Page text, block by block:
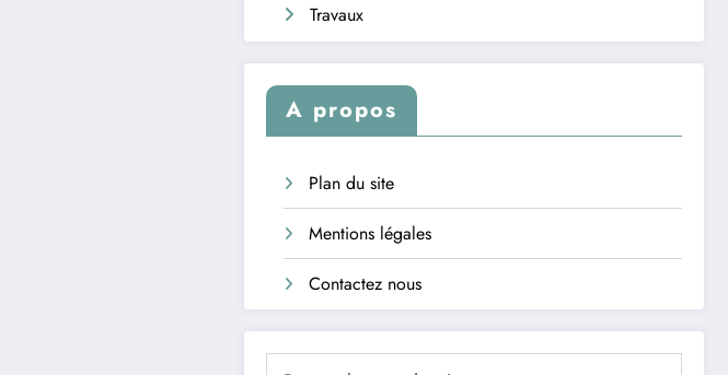
Travaux
A propos
Plan du site
Mentions légales
Contactez nous